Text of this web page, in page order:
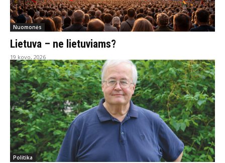
Nuomonės
Lietuva – ne lietuviams?
19 kovo, 2026
Politika